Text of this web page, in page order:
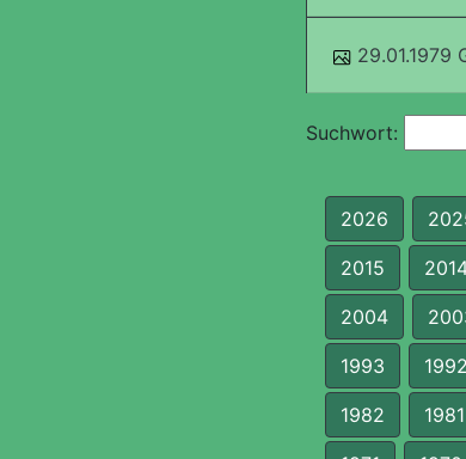
29.01.1979
Suchwort:
2026
2015
2004
1993 1992
1982 1981